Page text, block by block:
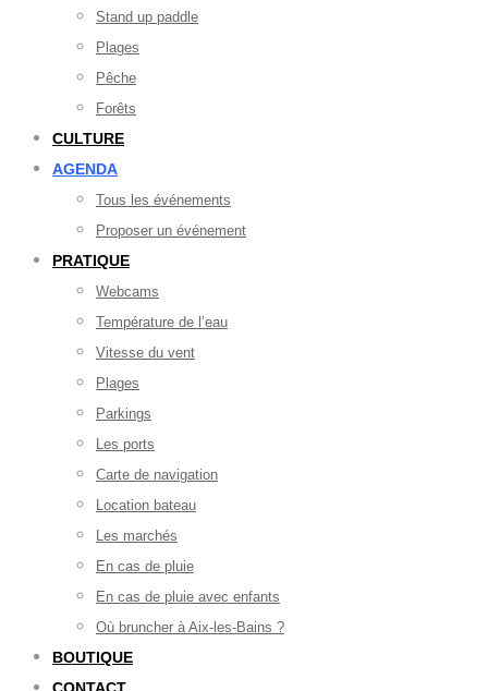
Stand up paddle
Plages
Pêche
Forêts
CULTURE
AGENDA
Tous les événements
Proposer un événement
PRATIQUE
Webcams
Température de l’eau
Vitesse du vent
Plages
Parkings
Les ports
Carte de navigation
Location bateau
Les marchés
En cas de pluie
En cas de pluie avec enfants
Où bruncher à Aix-les-Bains ?
BOUTIQUE